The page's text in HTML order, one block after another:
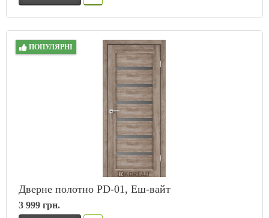
ПОПУЛЯРНІ
Дверне полотно PD-01, Еш-вайт
3 999 грн.